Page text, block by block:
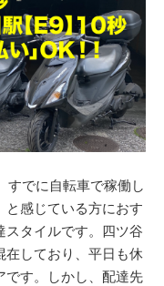
すでに自転車で稼働し
と感じている方におす
スタイルです。四ツ谷
在しており、平日も休
です。しかし、配達先